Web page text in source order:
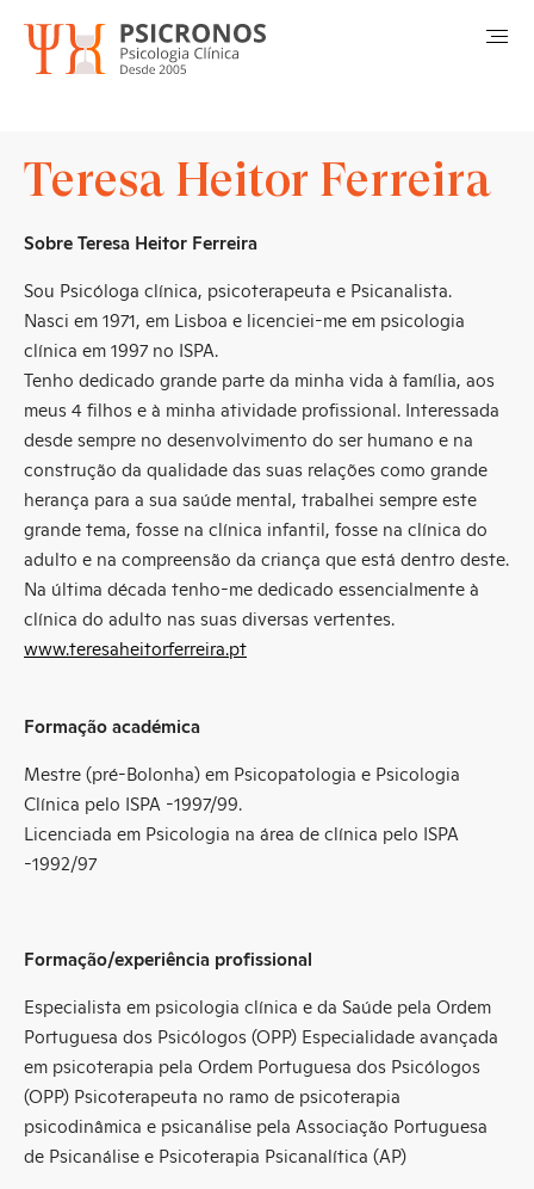
Teresa Heitor Ferreira
Sobre Teresa Heitor Ferreira
Sou Psicóloga clínica, psicoterapeuta e Psicanalista.
Nasci em 1971, em Lisboa e licenciei-me em psicologia
clínica em 1997 no ISPA.
Tenho dedicado grande parte da minha vida à família, aos
meus 4 filhos e à minha atividade profissional. Interessada
desde sempre no desenvolvimento do ser humano e na
construção da qualidade das suas relações como grande
herança para a sua saúde mental, trabalhei sempre este
grande tema, fosse na clínica infantil, fosse na clínica do
adulto e na compreensão da criança que está dentro deste.
Na última década tenho-me dedicado essencialmente à
clínica do adulto nas suas diversas vertentes.
www.teresaheitorferreira.pt
Formação académica
Mestre (pré-Bolonha) em Psicopatologia e Psicologia
Clínica pelo ISPA -1997/99.
Licenciada em Psicologia na área de clínica pelo ISPA
-1992/97
Formação/experiência profissional
Especialista em psicologia clínica e da Saúde pela Ordem
Portuguesa dos Psicólogos (OPP) Especialidade avançada
em psicoterapia pela Ordem Portuguesa dos Psicólogos
(OPP) Psicoterapeuta no ramo de psicoterapia
psicodinâmica e psicanálise pela Associação Portuguesa
de Psicanálise e Psicoterapia Psicanalítica (AP)